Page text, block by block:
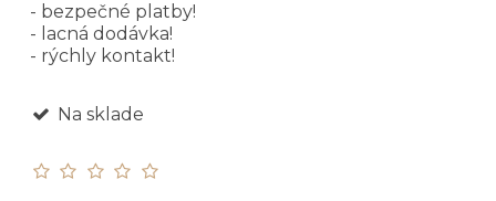
- bezpečné platby!
- lacná dodávka!
- rýchly kontakt!
Na sklade